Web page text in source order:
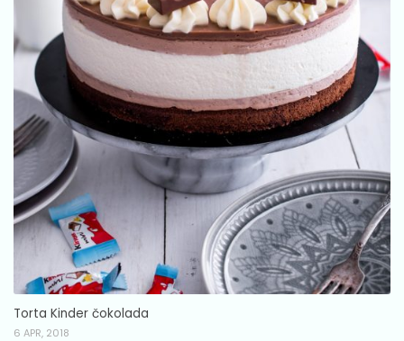
Torta Kinder čokolada
6 APR, 2018